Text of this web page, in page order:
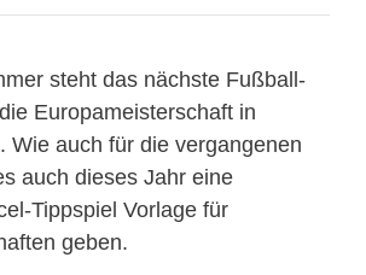
steht das nächste Fußball-
Europameisterschaft in
Wie auch für die vergangenen
auch dieses Jahr eine
Tippspiel Vorlage für
geben.